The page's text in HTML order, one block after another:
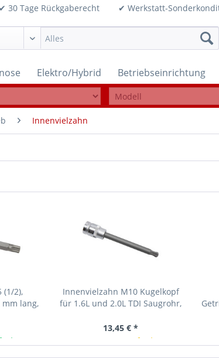
Tage Rückgaberecht ✔ Werkstatt-
Elektro/Hybrid Betriebseinrichtung
Innenvielzahn
(1/2),
mm lang,
Innenvielzahn M10 Kugelkopf
für 1.6L und 2.0L TDI Saugrohr,
13,45 € *
In Kürze verfügbar